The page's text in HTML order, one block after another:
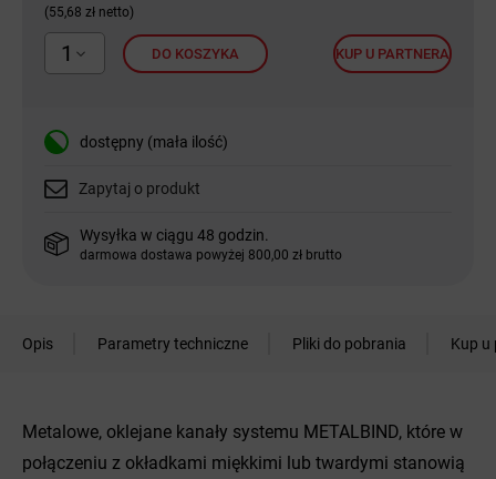
(55,68 zł netto)
1 DO KOSZYKA KUP U PARTNERA
dostępny (mała ilość)
Zapytaj o produkt
Wysyłka w ciągu 48 godzin.
darmowa dostawa powyżej 800,00 zł brutto
Opis Parametry techniczne Pliki do pobrania Kup u
Metalowe, oklejane kanały systemu METALBIND, które w
połączeniu z okładkami miękkimi lub twardymi stanowią